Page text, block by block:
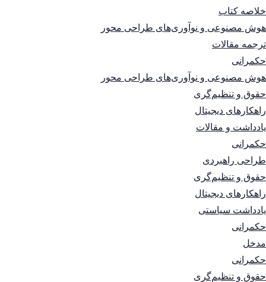
خلاصه کتاب
هوش مصنوعی و نوآوری‌های طراحی محور
ترجمه مقالات
حکمرانی
هوش مصنوعی و نوآوری‌های طراحی محور
حقوق و تنظیم‌گری
راهکارهای دیجیتال
یادداشت و مقالات
حکمرانی
طراحی راهبردی
حقوق و تنظیم‌گری
راهکارهای دیجیتال
یادداشت سیاستی
حکمرانی
مدخل
حکمرانی
حقوق و تنظیم‌گری